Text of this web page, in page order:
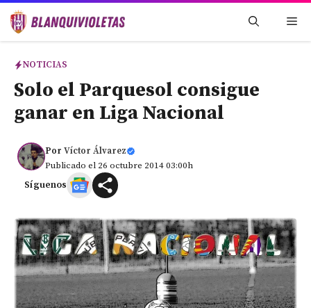
Saltar
NOTICIAS
Solo el Parquesol consigue
ganar en Liga Nacional
Por Víctor Álvarez
Publicado el 26 octubre 2014 03:00h
Síguenos